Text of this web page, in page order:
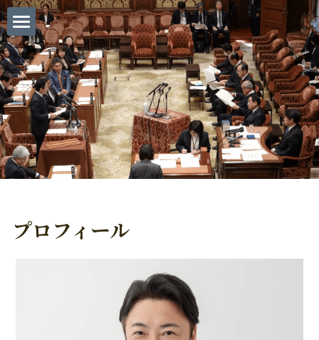
HOME
プロフィール
ソーシャルフィード
Instagram
「安心・安全で勢いのある国」づくりへ
取り組んできた政策
プロフィール